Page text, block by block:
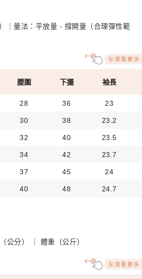
｜量法：平放量 - 撐開量（合理彈性範
腰圍 下擺 袖長
28 36 23
30 38 23.2
32 40 23.5
34 42 23.7
37 45 24
40 48 24.7
公分） ｜ 體重（公斤）